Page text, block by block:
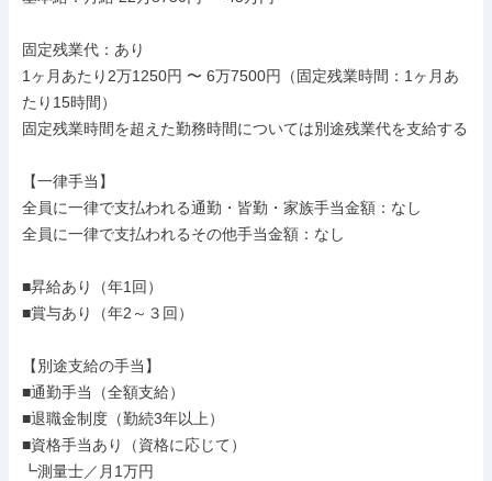
固定残業代：あり
1ヶ月あたり2万1250円 〜 6万7500円（固定残業時間：1ヶ月あ
たり15時間）
固定残業時間を超えた勤務時間については別途残業代を支給する
【一律手当】
全員に一律で支払われる通勤・皆勤・家族手当金額：なし
全員に一律で支払われるその他手当金額：なし
■昇給あり（年1回）
■賞与あり（年2～３回）
【別途支給の手当】
■通勤手当（全額支給）
■退職金制度（勤続3年以上）
■資格手当あり（資格に応じて）
┗測量士／月1万円